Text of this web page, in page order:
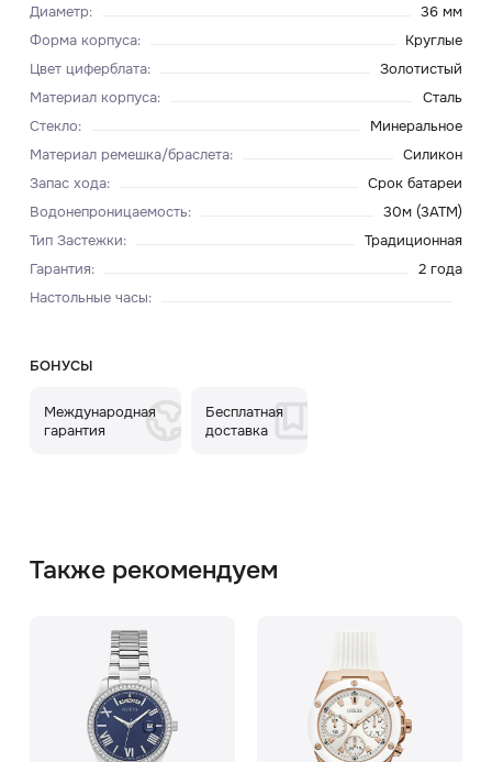
Диаметр:
36 мм
Форма корпуса:
Круглые
Цвет циферблата:
Золотистый
Материал корпуса:
Сталь
Стекло:
Минеральное
Материал ремешка/браслета:
Силикон
Запас хода:
Срок батареи
Водонепроницаемость:
30м (3ATM)
Тип Застежки:
Традиционная
Гарантия:
2 года
Настольные часы:
БОНУСЫ
Международная
гарантия
Бесплатная
доставка
Также рекомендуем